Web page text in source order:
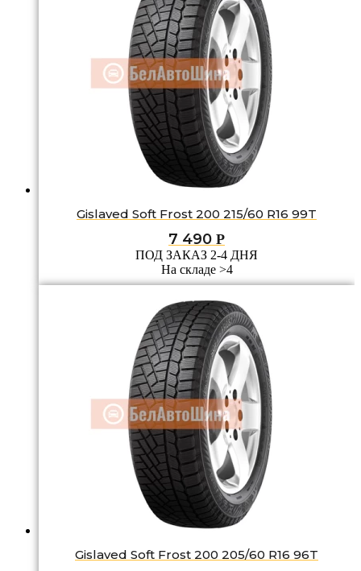
Gislaved Soft Frost 200 215/60 R16 99T
7 490 Р
ПОД ЗАКАЗ 2-4 ДНЯ
На складе >4
Gislaved Soft Frost 200 205/60 R16 96T